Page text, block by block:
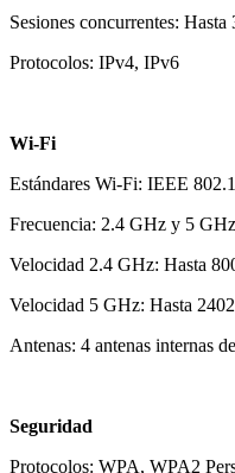
Sesiones concurrentes: Hasta
Protocolos: IPv4, IPv6
Wi-Fi
Estándares Wi-Fi: IEEE
Frecuencia: 2.4 GHz y 5 GHz
Velocidad 2.4 GHz: Hasta
Velocidad 5 GHz: Hasta
Antenas: 4 antenas internas
Seguridad
Protocolos: WPA, WPA2